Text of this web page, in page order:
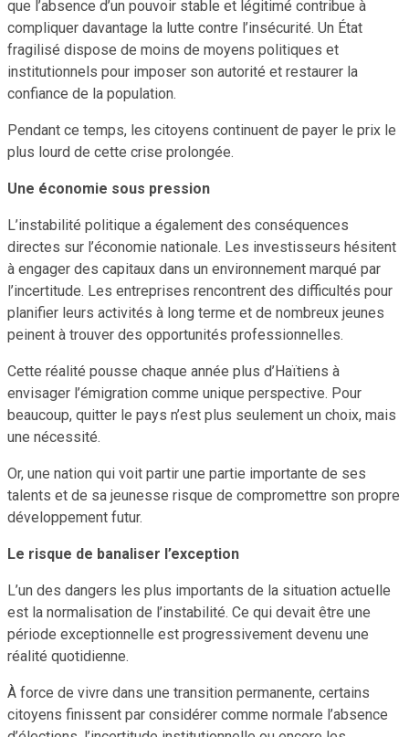
que l’absence d’un pouvoir stable et légitimé contribue à
compliquer davantage la lutte contre l’insécurité. Un État
fragilisé dispose de moins de moyens politiques et
institutionnels pour imposer son autorité et restaurer la
confiance de la population.
Pendant ce temps, les citoyens continuent de payer le prix le
plus lourd de cette crise prolongée.
Une économie sous pression
L’instabilité politique a également des conséquences
directes sur l’économie nationale. Les investisseurs hésitent
à engager des capitaux dans un environnement marqué par
l’incertitude. Les entreprises rencontrent des difficultés pour
planifier leurs activités à long terme et de nombreux jeunes
peinent à trouver des opportunités professionnelles.
Cette réalité pousse chaque année plus d’Haïtiens à
envisager l’émigration comme unique perspective. Pour
beaucoup, quitter le pays n’est plus seulement un choix, mais
une nécessité.
Or, une nation qui voit partir une partie importante de ses
talents et de sa jeunesse risque de compromettre son propre
développement futur.
Le risque de banaliser l’exception
L’un des dangers les plus importants de la situation actuelle
est la normalisation de l’instabilité. Ce qui devait être une
période exceptionnelle est progressivement devenu une
réalité quotidienne.
À force de vivre dans une transition permanente, certains
citoyens finissent par considérer comme normale l’absence